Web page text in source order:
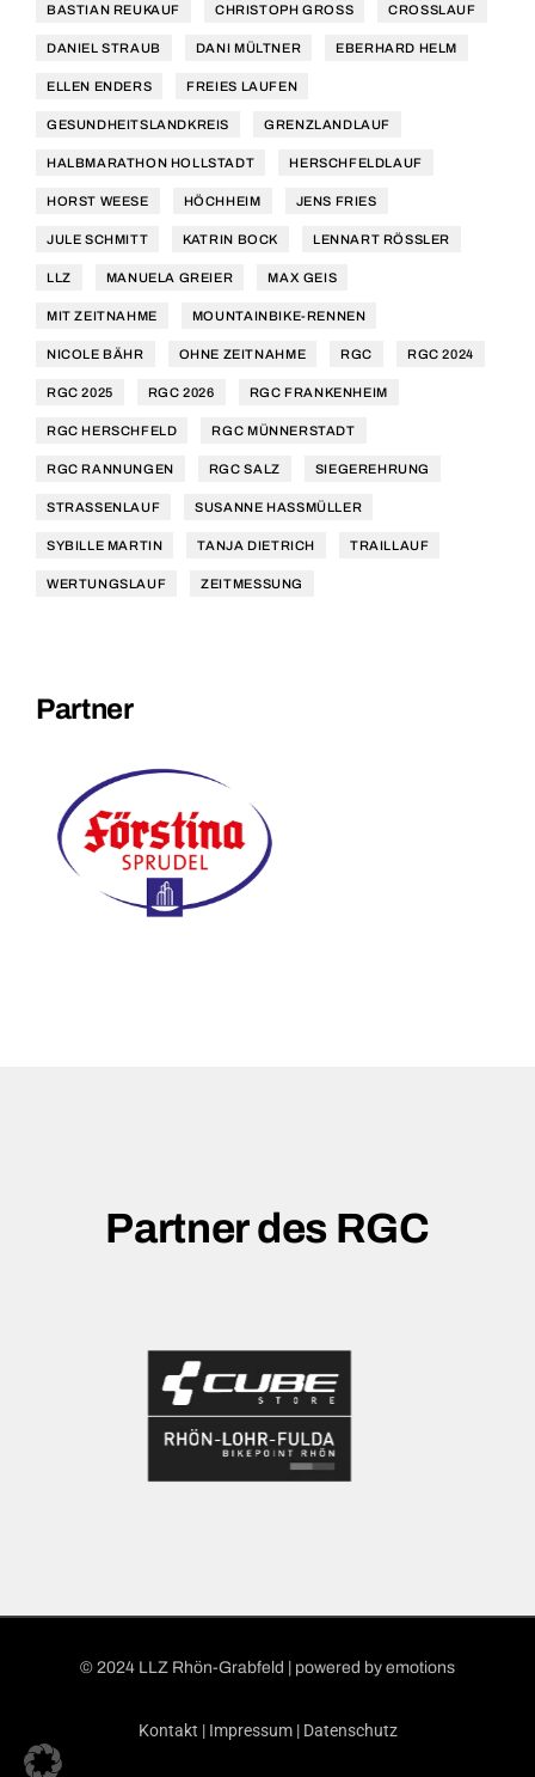
BASTIAN REUKAUF CHRISTOPH GROSS CROSSLAUF
DANIEL STRAUB DANI MÜLTNER EBERHARD HELM
ELLEN ENDERS FREIES LAUFEN
GESUNDHEITSLANDKREIS GRENZLANDLAUF
HALBMARATHON HOLLSTADT HERSCHFELDLAUF
HORST WEESE HÖCHHEIM JENS FRIES
JULE SCHMITT KATRIN BOCK LENNART RÖSSLER
LLZ MANUELA GREIER MAX GEIS
MIT ZEITNAHME MOUNTAINBIKE-RENNEN
NICOLE BÄHR OHNE ZEITNAHME RGC RGC 2024
RGC 2025 RGC 2026 RGC FRANKENHEIM
RGC HERSCHFELD RGC MÜNNERSTADT
RGC RANNUNGEN RGC SALZ SIEGEREHRUNG
STRASSENLAUF SUSANNE HASSMÜLLER
SYBILLE MARTIN TANJA DIETRICH TRAILLAUF
WERTUNGSLAUF ZEITMESSUNG
Partner
Partner des RGC
© 2024 LLZ Rhön-Grabfeld | powered by emotions
Kontakt | Impressum| Datenschutz